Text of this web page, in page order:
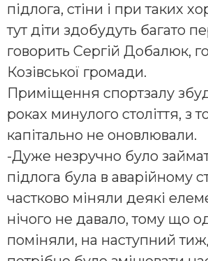
підлога, стіни і при таких
тут діти здобудуть багато
говорить Сергій Добалюк,
Козівської громади.
Приміщення спортзалу
роках минулого століття, з
капітально не оновлювали.
-Дуже незручно було
підлога була в аварійному
частково міняли деякі
нічого не давало, тому що
поміняли, на наступний